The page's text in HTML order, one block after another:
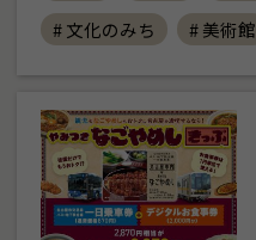
# 文化のみち
# 美術館